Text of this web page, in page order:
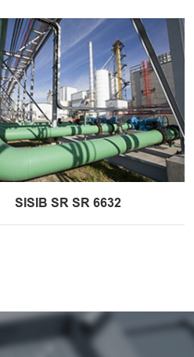
SISIB SR SR 6632